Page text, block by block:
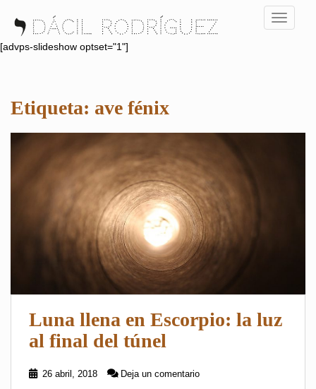
p
[advps-slideshow optset="1"]
Etiqueta: ave fénix
Luna llena en Escorpio: la luz
al final del túnel
26 abril, 2018 Deja un comentario